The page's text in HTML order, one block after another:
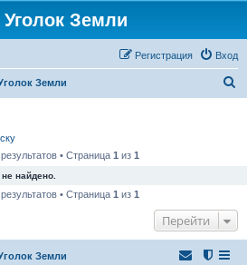
Земли
Вход
Регистрация
Земли
• Страница 1 из 1
найдено.
• Страница 1 из 1
Перейти
Земли